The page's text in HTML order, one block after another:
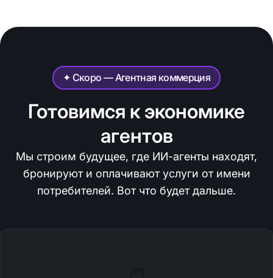
✦ Скоро — Агентная коммерция
Готовимся к экономике
агентов
Мы строим будущее, где ИИ-агенты находят,
бронируют и оплачивают услуги от имени
потребителей. Вот что будет дальше.